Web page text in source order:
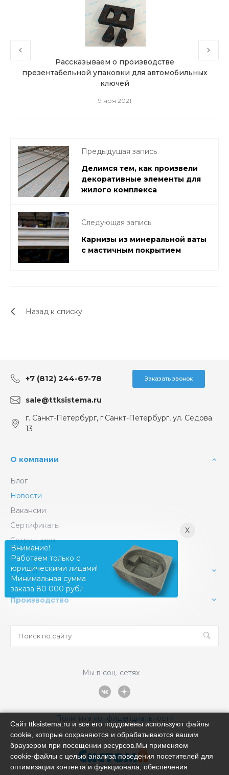
Рассказываем о производстве
презентабельной упаковки для автомобильных
ключей
9 ноя 2021
Предыдущая запись
Делимся тем, как произвели
декоративные элементы для
жилого комплекса
Следующая запись
Карнизы из минеральной ваты
с мастичным покрытием
Назад к списку
+7 (812) 244-67-78 Заказать звонок
sale@ttksistema.ru
г. Санкт-Петербург, г.Санкт-Петербург, ул. Седова
13
О компании
Блог
Новости
Вакансии
Сертификаты
Сотрудники
Услуги
Производство
Мы в соц. сетях
Политика конфиденциальности
X
Внимание!
Работаем только с
юридическими лицами!
Минимальная сумма
заказа 80 000 руб.!
Сайт ttksistema.ru и все его поддомены используют файлы
cookie, которые сохраняются и обрабатываются вашим
браузером при посещении ресурсов.Мы применяем
cookie‑файлы с целью анализа поведения посетителей для
оптимизации контента и функционала, обеспечения